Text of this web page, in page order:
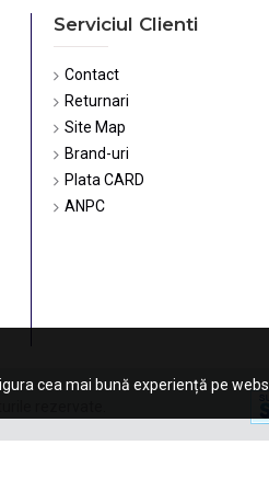
Serviciul Clienti
Contact
Returnari
Site Map
Brand-uri
Plata CARD
ANPC
cea mai bună experiență pe